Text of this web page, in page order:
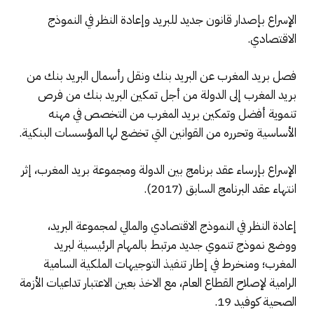
الإسراع بإصدار قانون جديد للبريد وإعادة النظر في النموذج
الاقتصادي.
فصل بريد المغرب عن البريد بنك ونقل رأسمال البريد بنك من
بريد المغرب إلى الدولة من أجل تمكين البريد بنك من فرص
تنموية أفضل وتمكين بريد المغرب من التخصص في مهنه
الأساسية وتحرره من القوانين التي تخضع لها المؤسسات البنكية.
الإسراع بإرساء عقد برنامج بين الدولة ومجموعة بريد المغرب، إثر
انتهاء عقد البرنامج السابق (2017).
إعادة النظر في النموذج الاقتصادي والمالي لمجموعة البريد،
ووضع نموذج تنموي جديد مرتبط بالمهام الرئيسية لبريد
المغرب؛ ومنخرط في إطار تنفيذ التوجيهات الملكية السامية
الرامية لإصلاح القطاع العام، مع الاخذ بعين الاعتبار تداعيات الأزمة
الصحية كوفيد 19.